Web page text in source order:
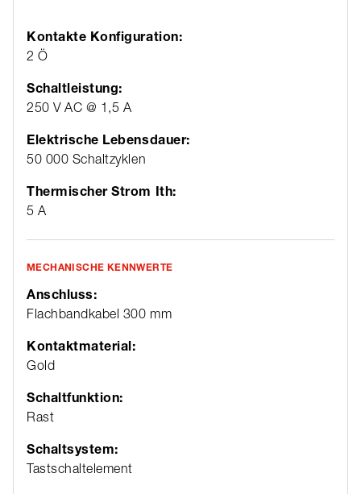
Kontakte Konfiguration:
2 Ö
Schaltleistung:
250 V AC @ 1,5 A
Elektrische Lebensdauer:
50 000 Schaltzyklen
Thermischer Strom Ith:
5 A
MECHANISCHE KENNWERTE
Anschluss:
Flachbandkabel 300 mm
Kontaktmaterial:
Gold
Schaltfunktion:
Rast
Schaltsystem:
Tastschaltelement